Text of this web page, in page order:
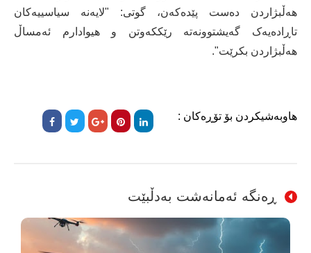
هەڵبژاردن دەست پێدەکەن، گوتی: "لایەنە سیاسییەکان
تاڕادەیەک گەیشتوونەتە رێککەوتن و هیوادارم ئەمساڵ
هەڵبژاردن بکرێت".
هاوبەشیکردن بۆ تۆڕەکان :
ڕەنگە ئەمانەشت بەدڵبێت